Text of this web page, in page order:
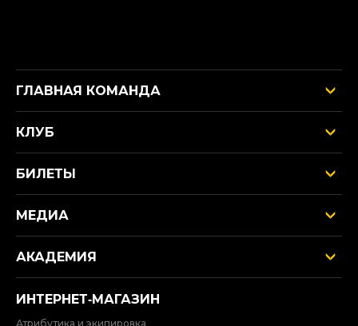
ГЛАВНАЯ КОМАНДА
КЛУБ
БИЛЕТЫ
МЕДИА
АКАДЕМИЯ
ИНТЕРНЕТ‑МАГАЗИН
Атрибутика и экипировка